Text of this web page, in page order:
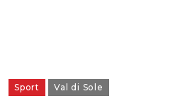
Sport Val di Sole